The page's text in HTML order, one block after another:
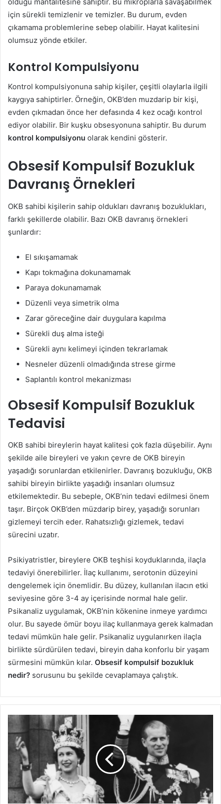
için sürekli temizlenir ve temizler. Bu durum, evden
çıkamama problemlerine sebep olabilir. Hayat kalitesini
olumsuz yönde etkiler.
Kontrol Kompulsiyonu
Kontrol kompulsiyonuna sahip kişiler, çeşitli olaylarla ilgili
kaygıya sahiptirler. Örneğin, OKB’den muzdarip bir kişi,
evden çıkmadan önce her defasında 4 kez ocağı kontrol
ediyor olabilir. Bir kuşku obsesyonuna sahiptir. Bu durum
kontrol kompulsiyonu olarak kendini gösterir.
Obsesif Kompulsif Bozukluk
Davranış Örnekleri
OKB sahibi kişilerin sahip oldukları davranış bozuklukları,
farklı şekillerde olabilir. Bazı OKB davranış örnekleri
şunlardır:
El sıkışamamak
Kapı tokmağına dokunamamak
Paraya dokunamamak
Düzenli veya simetrik olma
Zarar göreceğine dair duygulara kapılma
Sürekli duş alma isteği
Sürekli aynı kelimeyi içinden tekrarlamak
Nesneler düzenli olmadığında strese girme
Saplantılı kontrol mekanizması
Obsesif Kompulsif Bozukluk
Tedavisi
OKB sahibi bireylerin hayat kalitesi çok fazla düşebilir. Aynı
şekilde aile bireyleri ve yakın çevre de OKB bireyin
yaşadığı sorunlardan etkilenirler. Davranış bozukluğu, OKB
sahibi bireyin birlikte yaşadığı insanları olumsuz
etkilemektedir. Bu sebeple, OKB’nin tedavi edilmesi önem
taşır. Birçok OKB’den müzdarip birey, yaşadığı sorunları
gizlemeyi tercih eder. Rahatsızlığı gizlemek, tedavi
sürecini uzatır.
Psikiyatristler, bireylere OKB teşhisi koyduklarında, ilaçla
tedaviyi önerebilirler. İlaç kullanımı, serotonin düzeyini
dengelemek için önemlidir. Bu düzey, kullanılan ilacın etki
seviyesine göre 3-4 ay içerisinde normal hale gelir.
Psikanaliz uygulamak, OKB’nin kökenine inmeye yardımcı
olur. Bu sayede ömür boyu ilaç kullanmaya gerek kalmadan
tedavi mümkün hale gelir. Psikanaliz uygulanırken ilaçla
birlikte sürdürülen tedavi, bireyin daha konforlu bir yaşam
sürmesini mümkün kılar. Obsesif kompulsif bozukluk
nedir? sorusunu bu şekilde cevaplamaya çalıştık.